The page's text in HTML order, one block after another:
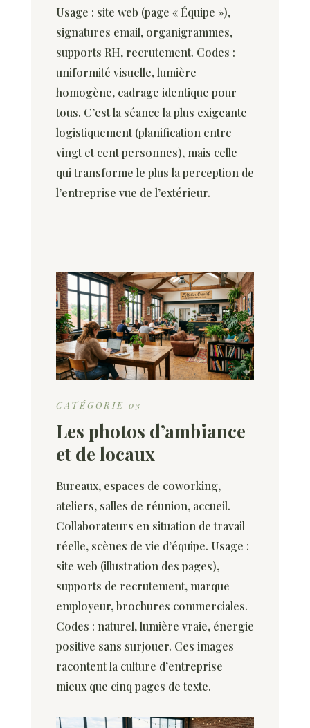
Usage : site web (page « Équipe »),
signatures email, organigrammes,
supports RH, recrutement. Codes :
uniformité visuelle, lumière
homogène, cadrage identique pour
tous. C’est la séance la plus exigeante
logistiquement (planification entre
vingt et cent personnes), mais celle
qui transforme le plus la perception de
l’entreprise vue de l’extérieur.
CATÉGORIE 03
Les photos d’ambiance
et de locaux
Bureaux, espaces de coworking,
ateliers, salles de réunion, accueil.
Collaborateurs en situation de travail
réelle, scènes de vie d’équipe. Usage :
site web (illustration des pages),
supports de recrutement, marque
employeur, brochures commerciales.
Codes : naturel, lumière vraie, énergie
positive sans surjouer. Ces images
racontent la culture d’entreprise
mieux que cinq pages de texte.